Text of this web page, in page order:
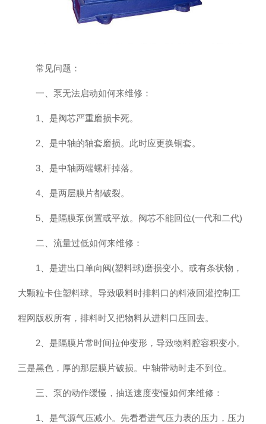
常见问题：
一、泵无法启动如何来维修：
1、是阀芯严重磨损卡死。
2、是中轴的轴套磨损。此时应更换铜套。
3、是中轴两端螺杆掉落。
4、是两层膜片都破裂。
5、是隔膜泵倒置或平放。阀芯不能回位(一代和二代)
二、流量过低如何来维修：
1、是进出口单向阀(塑料球)磨损变小。或有条状物，
大颗粒卡住塑料球。导致吸料时排料口的料液回灌控制工
程网版权所有，排料时又把物料从进料口压回去。
2、是隔膜片常时间拉伸变形，导致物料腔容积变小。
三是黑色，厚的那层膜片破损。中轴带动时走不到位。
三、泵的动作缓慢，抽送速度变慢如何来维修：
1、是气源气压减小。先看看进气压力表的压力，压力